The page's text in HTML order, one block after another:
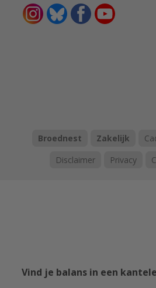
Broednest Zakelijk
Disclaimer
Privacy
Vind je balans in een